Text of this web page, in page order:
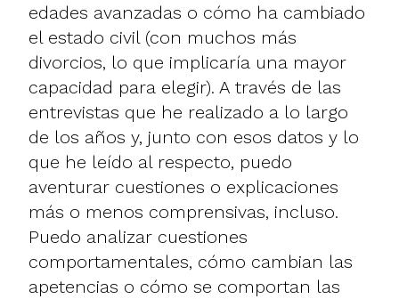
edades avanzadas o cómo ha cambiado
el estado civil (con muchos más
divorcios, lo que implicaría una mayor
capacidad para elegir). A través de las
entrevistas que he realizado a lo largo
de los años y, junto con esos datos y lo
que he leído al respecto, puedo
aventurar cuestiones o explicaciones
más o menos comprensivas, incluso.
Puedo analizar cuestiones
comportamentales, cómo cambian las
apetencias o cómo se comportan las